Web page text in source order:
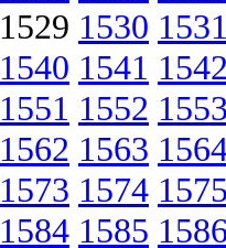
1529 1530
1540 1541
1551 1552
1562 1563
1573 1574
1584 1585